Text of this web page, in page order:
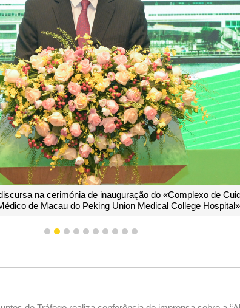
na cerimónia de inauguração do «Complexo de
de Macau do Peking Union Medical College
1 2 3 4 5 6 7 8 9 10